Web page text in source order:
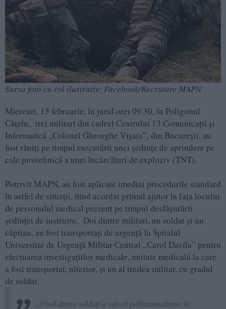
Sursa foto cu rol ilustrativ: Facebook/Recrutare MAPN
Miercuri, 15 februarie, în jurul orei 09.30, în Poligonul
Cățelu, trei militari din cadrul Centrului 13 Comunicații și
Informatică „Colonel Gheorghe Vișata”, din București, au
fost răniți pe timpul executării unei ședințe de aprindere pe
cale pirotehnică a unei încărcături de exploziv (TNT).
Potrivit MAPN, au fost aplicate imediat procedurile standard
în astfel de situaţii, fiind acordat primul ajutor la faţa locului
de personalul medical prezent pe timpul desfăşurării
şedinţei de instruire. Doi dintre militari, un soldat și un
căpitan, au fost transportați de urgenţă la Spitalul
Universitar de Urgență Militar Central „Carol Davila” pentru
efectuarea investigațiilor medicale, unitate medicală la care
a fost transportat, ulterior, și un al treilea militar, cu gradul
de soldat.
„Unul dintre soldați a suferit politraumatisme la